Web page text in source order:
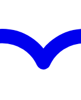
867.00 ₽